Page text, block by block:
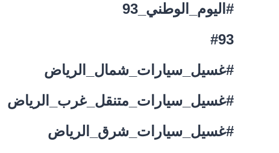
#اليوم_الوطني_93
#93
#غسيل_سيارات_شمال_الرياض
#غسيل_سيارات_متنقل_غرب_الرياض
#غسيل_سيارات_شرق_الرياض